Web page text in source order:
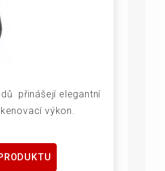
přinášejí elegantní
výkon.